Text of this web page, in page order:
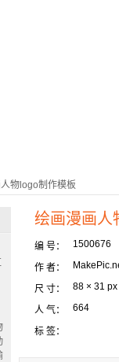
物logo制作模板
绘画漫画人
编 号： 1500676
作 者：
尺 寸： 88 × 31 px
人 气： 664
标 签：